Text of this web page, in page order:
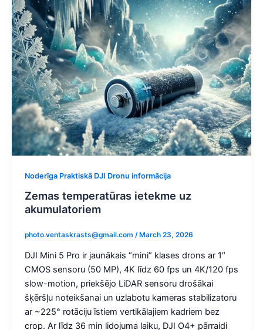
Noderīga Praktiskā DJI Dronu informācija
Zemas temperatūras ietekme uz
akumulatoriem
photo.ventaskrasts@gmail.com / March 23, 2026
DJI Mini 5 Pro ir jaunākais “mini” klases drons ar 1″
CMOS sensoru (50 MP), 4K līdz 60 fps un 4K/120 fps
slow-motion, priekšējo LiDAR sensoru drošākai
šķēršļu noteikšanai un uzlabotu kameras stabilizatoru
ar ~225° rotāciju īstiem vertikālajiem kadriem bez
crop. Ar līdz 36 min lidojuma laiku, DJI O4+ pārraidi